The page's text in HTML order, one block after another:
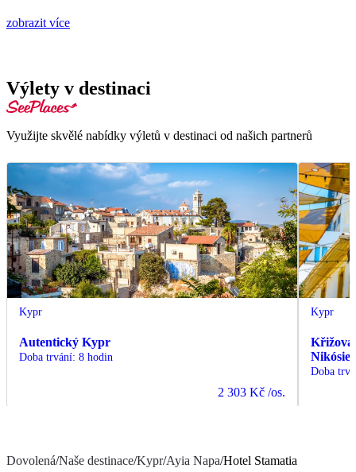
zobrazit více
Výlety v destinaci
Využijte skvělé nabídky výletů v destinaci od našich partnerů
Kypr
Autentický Kypr
Doba trvání: 8 hodin
2 303 Kč /os.
Kypr
Nikósie
Doba
Dovolená/Naše destinace/Kypr/Ayia Napa/Hotel Stamatia